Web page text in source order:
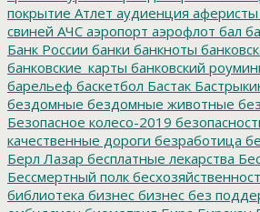
покрытие Атлет аудиенция аферисты
свиней АЧС аэропорт аэрофлот бал
Банк России банки банкноты
банковские_карты банковский
барельеф баскетбол Бастак
бездомные бездомные животные
Безопасное колесо-2019
качественные дороги безработица
Берл Лазар бесплатные лекарства
Бессмертный полк
библиотека бизнес бизнес без